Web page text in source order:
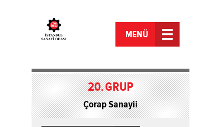
20.GRUP
Çorap Sanayii
MENÜ